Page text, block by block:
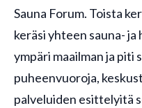
Sauna Forum. Toista
keräsi yhteen sauna-
ympäri maailman ja piti
puheenvuoroja,
palveluiden esittelyitä